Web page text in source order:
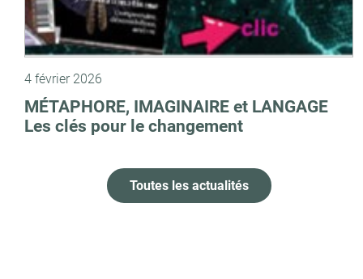
4 février 2026
MÉTAPHORE, IMAGINAIRE et LANGAGE
Les clés pour le changement
Toutes les actualités